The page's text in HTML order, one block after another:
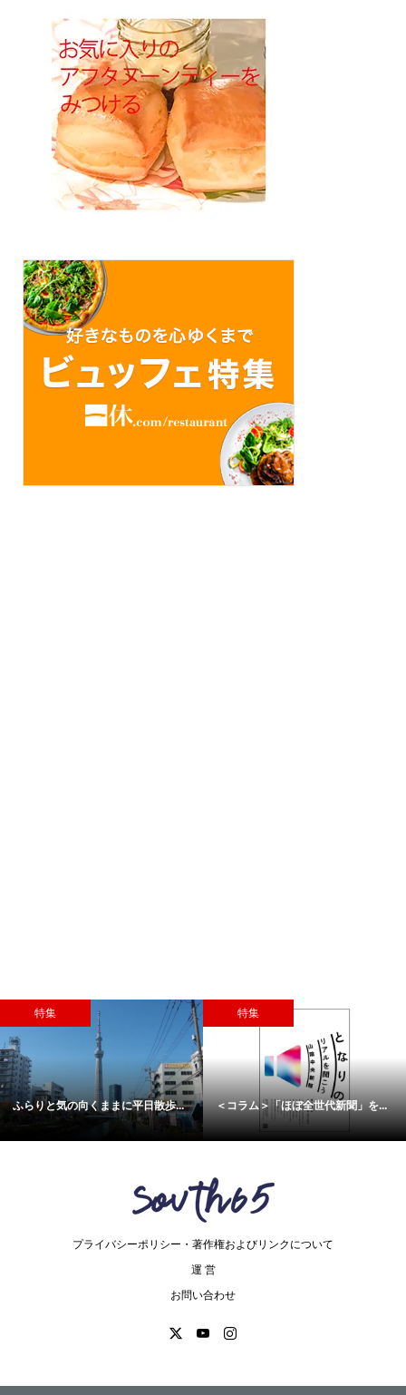
特集
ふらりと気の向くままに平日散歩...
特集
＜コラム＞「ほぼ全世代新聞」を...
プライバシーポリシー・著作権およびリンクについて
運 営
お問い合わせ